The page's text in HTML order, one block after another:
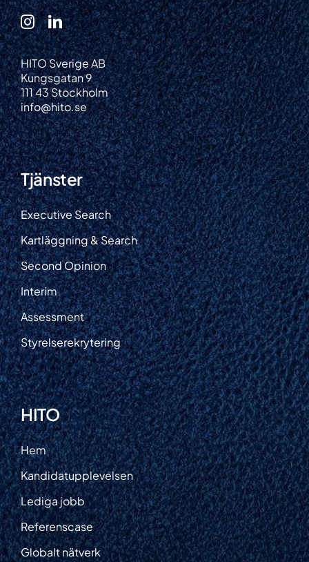
HITO Sverige AB
Kungsgatan 9
111 43 Stockholm
info@hito.se
Tjänster
Executive Search
Kartläggning & Search
Second Opinion
Interim
Assessment
Styrelserekrytering
HITO
Hem
Kandidatupplevelsen
Lediga jobb
Referenscase
Globalt nätverk